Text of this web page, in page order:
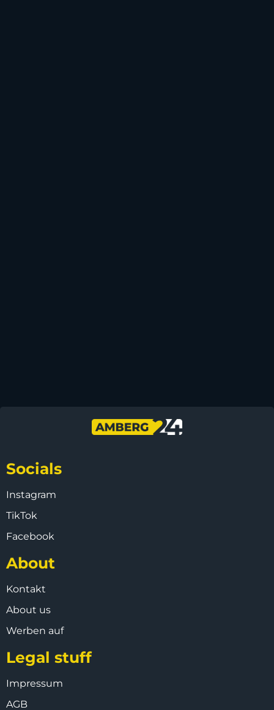
Socials
Instagram
TikTok
Facebook
About
Kontakt
About us
Werben auf
Legal stuff
Impressum
AGB